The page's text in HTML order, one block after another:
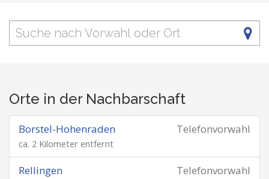
Orte in der Nachbarschaft
Telefonvorwahl
Borstel-Hohenraden
ca. 2 Kilometer entfernt
Telefonvorwahl
Rellingen